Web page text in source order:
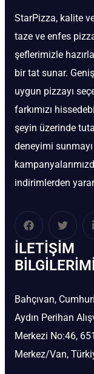
StarPizza, kalite
taze ve enfes
şeflerimizle
bir tat sunar.
uygun pizzayı
farkımızı
şeyin üzerinde
deneyimi
indirimlerden
İLETIŞIM
Bahçıvan,
Aydın Perihan
Merkezi No:46,
Merkez/Van,